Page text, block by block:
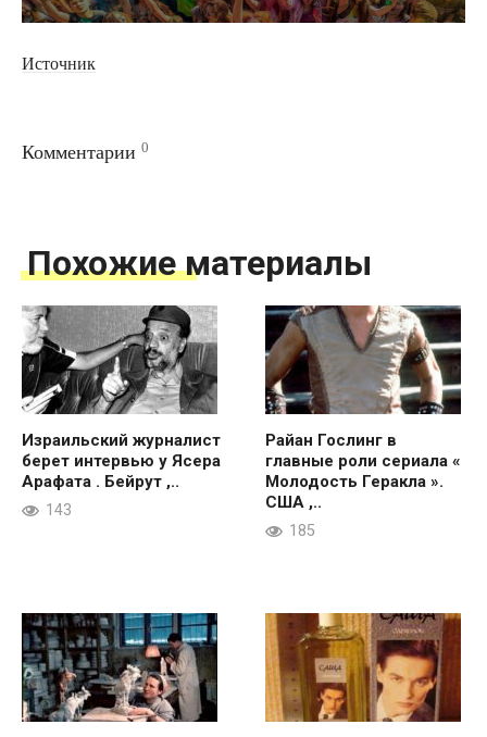
Источник
Комментарии 0
Похожие материалы
Израильский журналист
берет интервью у Ясера
Арафата . Бейрут ,..
143
Райан Гослинг в
главные роли сериала «
Молодость Геракла ».
США ,..
185